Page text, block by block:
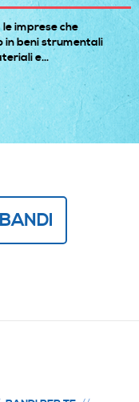
imprese che
in beni strumentali
e...